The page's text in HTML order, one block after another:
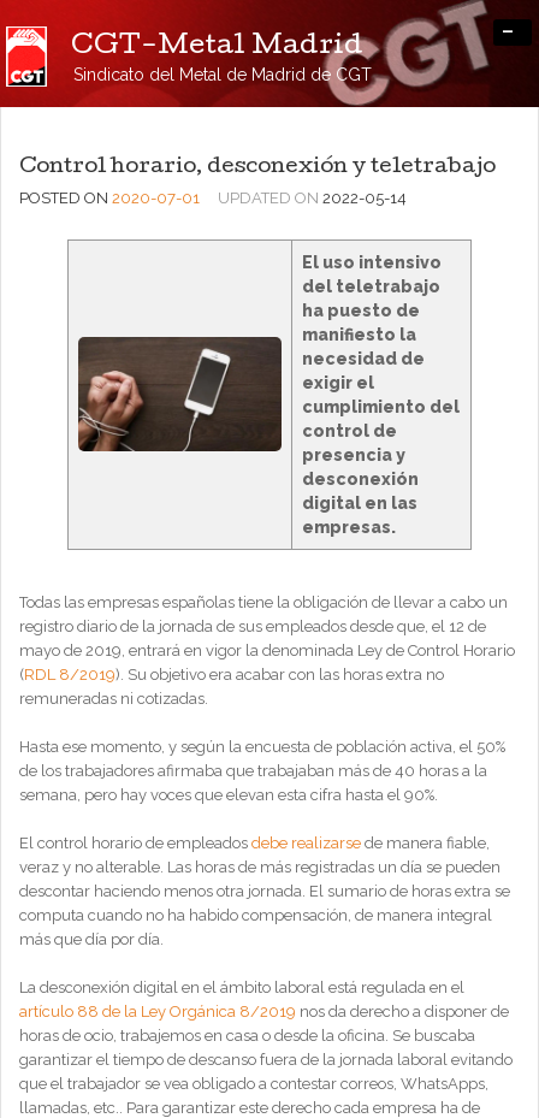
CGT-Metal Madrid
Sindicato del Metal de Madrid de CGT
-
Control horario, desconexión y teletrabajo
POSTED ON 2020-07-01 UPDATED ON 2022-05-14
El uso intensivo
del teletrabajo
ha puesto de
manifiesto la
necesidad de
exigir el
cumplimiento del
control de
presencia y
desconexión
digital en las
empresas.
Todas las empresas españolas tiene la obligación de llevar a cabo un
registro diario de la jornada de sus empleados desde que, el 12 de
mayo de 2019, entrará en vigor la denominada Ley de Control Horario
(RDL 8/2019). Su objetivo era acabar con las horas extra no
remuneradas ni cotizadas.
Hasta ese momento, y según la encuesta de población activa, el 50%
de los trabajadores afirmaba que trabajaban más de 40 horas a la
semana, pero hay voces que elevan esta cifra hasta el 90%.
El control horario de empleados debe realizarse de manera fiable,
veraz y no alterable. Las horas de más registradas un día se pueden
descontar haciendo menos otra jornada. El sumario de horas extra se
computa cuando no ha habido compensación, de manera integral
más que día por día.
La desconexión digital en el ámbito laboral está regulada en el
artículo 88 de la Ley Orgánica 8/2019 nos da derecho a disponer de
horas de ocio, trabajemos en casa o desde la oficina. Se buscaba
garantizar el tiempo de descanso fuera de la jornada laboral evitando
que el trabajador se vea obligado a contestar correos, WhatsApps,
llamadas, etc.. Para garantizar este derecho cada empresa ha de